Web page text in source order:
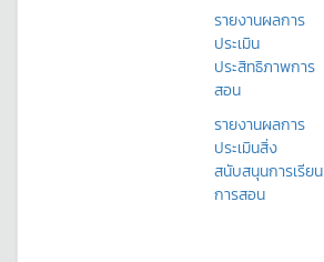
รายงานผลการ
ประเมิน
ประสิทธิภาพการ
สอน
รายงานผลการ
ประเมินสิ่ง
สนับสนุนการเรียน
การสอน